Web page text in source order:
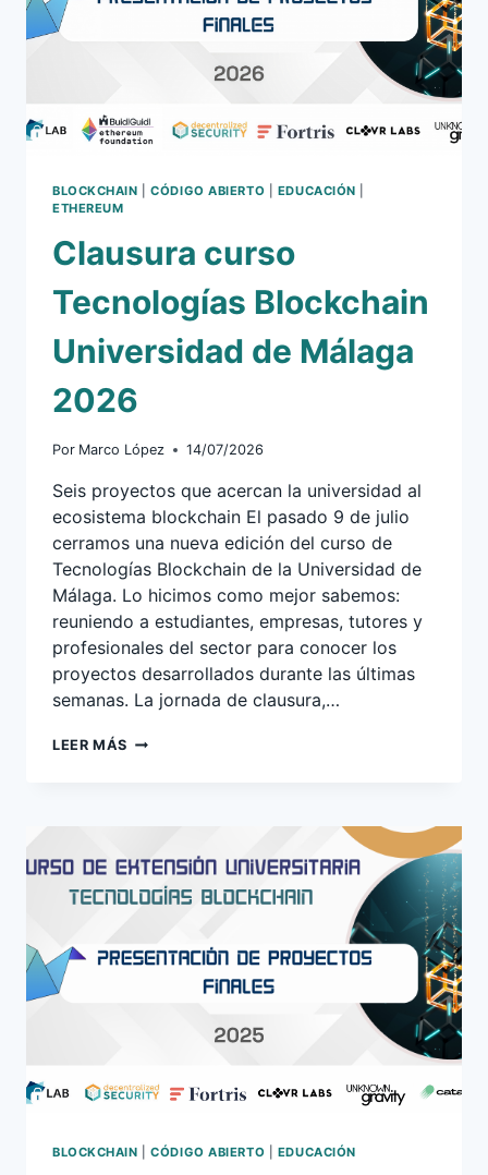
BLOCKCHAIN |CÓDIGO ABIERTO EDUCACIÓN
ETHEREUM
Clausura curso
Tecnologías Blockchain
Universidad de Málaga
2026
Por Marco López 14/07/2026
Seis proyectos que acercan la universidad al
ecosistema blockchain El pasado 9 de julio
cerramos una nueva edición del curso de
Tecnologías Blockchain de la Universidad de
Málaga. Lo hicimos como mejor sabemos:
reuniendo a estudiantes, empresas, tutores y
profesionales del sector para conocer los
proyectos desarrollados durante las últimas
semanas. La jornada de clausura,…
LEER MÁS CLAUSURA
MÁLAGA
2026
BLOCKCHAIN |CÓDIGO ABIERTO EDUCACIÓN